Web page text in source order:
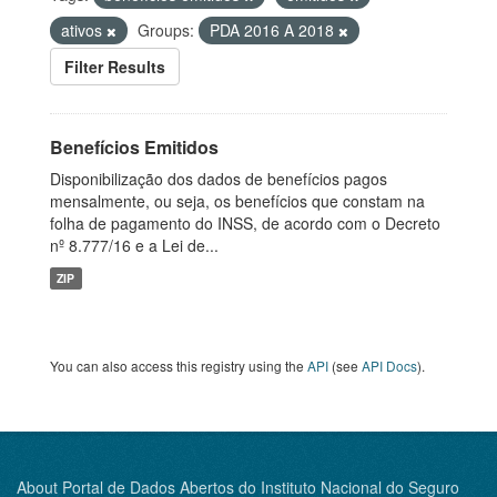
ativos
Groups:
PDA 2016 A 2018
Filter Results
Benefícios Emitidos
Disponibilização dos dados de benefícios pagos
mensalmente, ou seja, os benefícios que constam na
folha de pagamento do INSS, de acordo com o Decreto
nº 8.777/16 e a Lei de...
ZIP
You can also access this registry using the API (see API Docs).
About Portal de Dados Abertos do Instituto Nacional do Seguro